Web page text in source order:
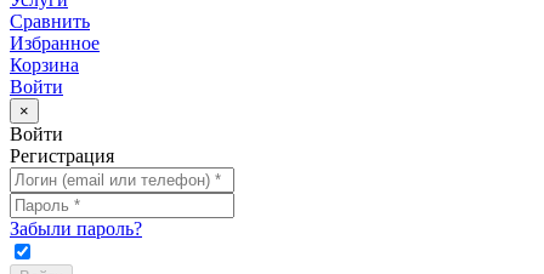
Сравнить
Избранное
Корзина
Войти
×
Войти
Регистрация
Забыли пароль?